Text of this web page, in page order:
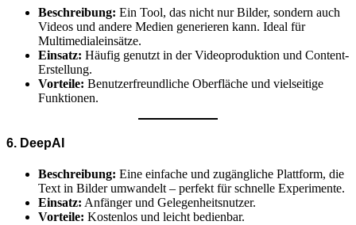
Beschreibung: Ein Tool, das nicht nur Bilder, sondern auch
Videos und andere Medien generieren kann. Ideal für
Multimedialeinsätze.
Einsatz: Häufig genutzt in der Videoproduktion und Content-
Erstellung.
Vorteile: Benutzerfreundliche Oberfläche und vielseitige
Funktionen.
6. DeepAI
Beschreibung: Eine einfache und zugängliche Plattform, die
Text in Bilder umwandelt – perfekt für schnelle Experimente.
Einsatz: Anfänger und Gelegenheitsnutzer.
Vorteile: Kostenlos und leicht bedienbar.